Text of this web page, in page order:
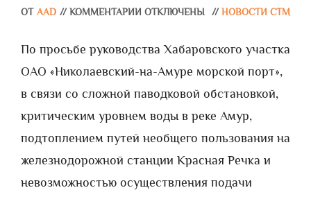
ОТ AAD // КОММЕНТАРИИ ОТКЛЮЧЕНЫ // НОВОСТИ СТМ
По просьбе руководства Хабаровского участка
ОАО «Николаевский-на-Амуре морской порт»,
в связи со сложной паводковой обстановкой,
критическим уровнем воды в реке Амур,
подтоплением путей необщего пользования на
железнодорожной станции Красная Речка и
невозможностью осуществления подачи